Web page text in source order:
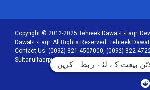
Copyright © 2012-2025 Tehreek Dawat-E-Faqr.
Dawat-E-Faqr. All Rights Reserved. Tehreek
Contact Us: (0092) 321 4507000, (0092) 322
بیعت کے لئے رابطہ کریں